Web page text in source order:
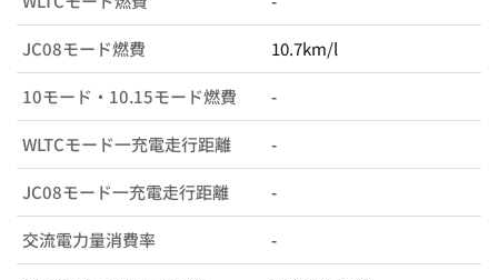
JC08モード燃費 10.7km/l
10モード・10.15モード燃費 -
WLTCモード一充電走行距離 -
JC08モード一充電走行距離 -
交流電力量消費率 -